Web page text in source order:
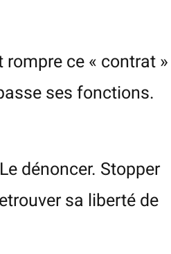
ce « contrat »
ses fonctions.
dénoncer. Stopper
sa liberté de